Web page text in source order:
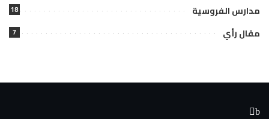
مدارس الفروسية 18
مقال رأي 7